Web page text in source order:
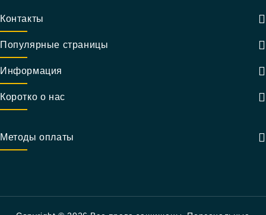
Контакты
Популярные страницы
Информация
Коротко о нас
Методы оплаты